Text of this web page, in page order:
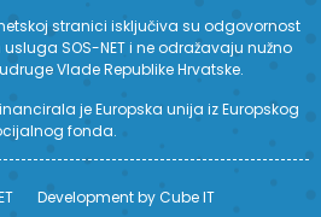
stranici isključiva su odgovornost
SOS-NET i ne odražavaju nužno
Vlade Republike Hrvatske.
je Europska unija iz Europskog
fonda.
Development by Cube IT